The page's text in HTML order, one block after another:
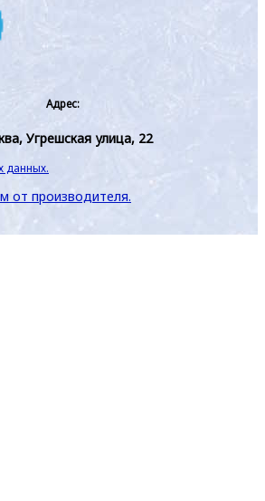
Адрес:
Угрешская улица, 22
данных.
от производителя.